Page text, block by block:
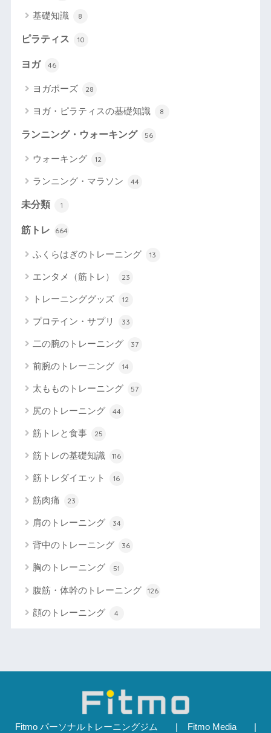
基礎知識 8
ピラティス 10
ヨガ 46
ヨガポーズ 28
ヨガ・ピラティスの基礎知識 8
ランニング・ウォーキング 56
ウォーキング 12
ランニング・マラソン 44
未分類 1
筋トレ 664
ふくらはぎのトレーニング 13
エンタメ（筋トレ） 23
トレーニンググッズ 12
プロテイン・サプリ 33
二の腕のトレーニング 37
前腕のトレーニング 14
太もものトレーニング 57
尻のトレーニング 44
筋トレと食事 25
筋トレの基礎知識 116
筋トレダイエット 16
筋肉痛 23
肩のトレーニング 34
背中のトレーニング 36
胸のトレーニング 51
腹筋・体幹のトレーニング 126
顔のトレーニング 4
Fitmo パーソナルトレーニングジム Fitmo Media